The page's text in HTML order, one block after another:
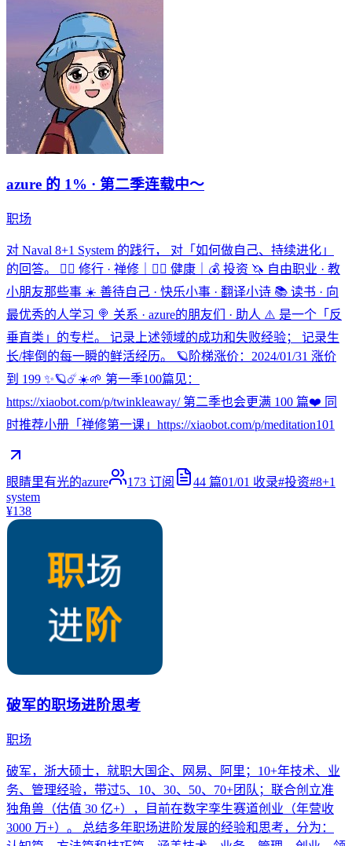
azure 的 1% · 第二季连载中～
职场
对 Naval 8+1 System 的践行， 对「如何做自己、持续进化」
的回答。 🧘‍♀️ 修行 · 禅修｜🏃‍♀️ 健康｜💰 投资 🦄️ 自由职业 · 教
小朋友那些事 ☀️ 善待自己 · 快乐小事 · 翻译小诗 📚 读书 · 向
最优秀的人学习 🍭 关系 · azure的朋友们 · 助人 ⚠️ 是一个「反
垂直类」的专栏。 记录上述领域的成功和失败经验； 记录生
长/摔倒的每一瞬的鲜活经历。 🪐阶梯涨价：2024/01/31 涨价
到 199 ✨🪐☄️☀️🌱 第一季100篇见：
https://xiaobot.com/p/twinkleaway/ 第二季也会更满 100 篇❤️ 同
时推荐小册「禅修第一课」https://xiaobot.com/p/meditation101
眼睛里有光的azure 173 订阅 44 篇01/01 收录#投资#8+1
system
¥138
破军的职场进阶思考
职场
破军，浙大硕士，就职大国企、网易、阿里；10+年技术、业
务、管理经验，带过5、10、30、50、70+团队；联合创立准
独角兽（估值 30 亿+），目前在数字孪生赛道创业（年营收
3000 万+）。 总结多年职场进阶发展的经验和思考，分为：